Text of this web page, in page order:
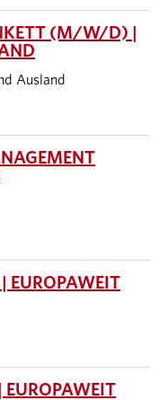
(M/W/D) |
Ausland
EUROPAWEIT